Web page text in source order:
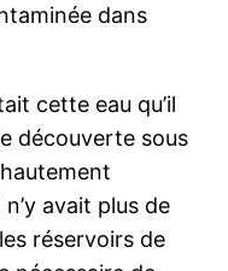
dans
cette eau qu’il
découverte sous
avait plus de
réservoirs de